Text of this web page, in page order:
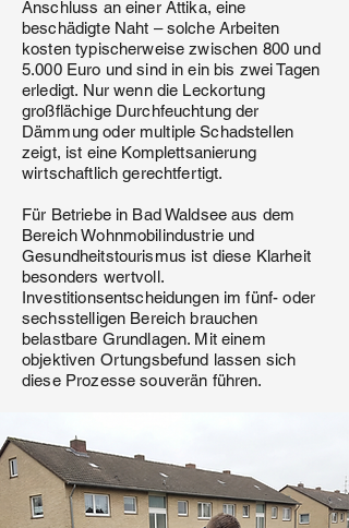
Anschluss an einer Attika, eine
beschädigte Naht – solche Arbeiten
kosten typischerweise zwischen 800 und
5.000 Euro und sind in ein bis zwei Tagen
erledigt. Nur wenn die Leckortung
großflächige Durchfeuchtung der
Dämmung oder multiple Schadstellen
zeigt, ist eine Komplettsanierung
wirtschaftlich gerechtfertigt.
Für Betriebe in Bad Waldsee aus dem
Bereich Wohnmobilindustrie und
Gesundheitstourismus ist diese Klarheit
besonders wertvoll.
Investitionsentscheidungen im fünf- oder
sechsstelligen Bereich brauchen
belastbare Grundlagen. Mit einem
objektiven Ortungsbefund lassen sich
diese Prozesse souverän führen.